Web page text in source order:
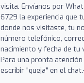
visita. Envíanos por
6729 la experiencia que
donde nos visitaste, tu
número telefónico,
nacimiento y fecha de tu
Para una pronta
escribir "queja" en el